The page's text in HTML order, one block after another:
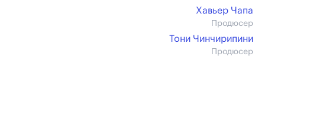
Хавьер Чапа
Продюсер
Тони Чинчирипини
Продюсер